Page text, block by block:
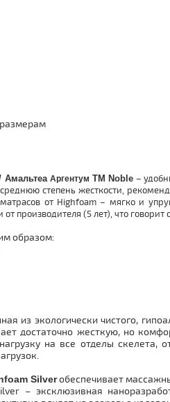
АмальтеаАргентум TM Noble –
степень жесткости,
от Highfoam – мягко и
производителя (5 лет), что
образом:
из экологически чистого,
достаточно жесткую, но
на все отделы
Silverобеспечивает
– эксклюзивная